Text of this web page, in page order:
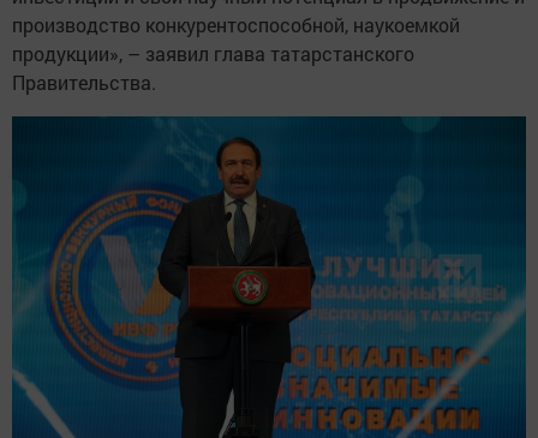
производство конкурентоспособной, наукоемкой
продукции», – заявил глава татарстанского
Правительства.